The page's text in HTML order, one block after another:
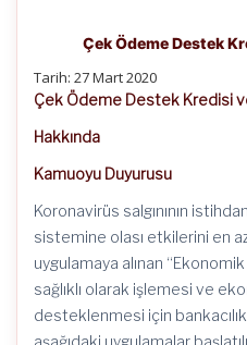
Çek Ödeme Destek
Tarih: 27 Mart 2020
Çek Ödeme Destek Kredisi
Hakkında
Kamuoyu Duyurusu
Koronavirüs salgınının
sistemine olası etkilerini en
uygulamaya alınan
sağlıklı olarak işlemesi ve
desteklenmesi için
aşağıdaki uygulamalar